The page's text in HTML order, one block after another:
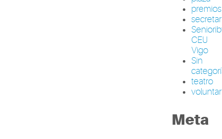
premios
CEU
Vigo
Sin
teatro
Meta